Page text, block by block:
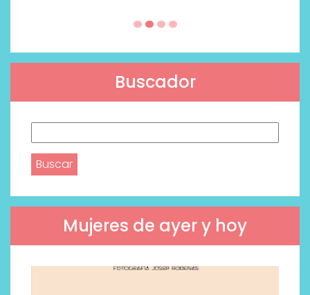
Buscador
Mujeres de ayer y hoy